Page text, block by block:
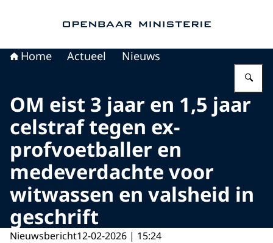
Home Actueel Nieuws
OM eist 3 jaar en 1,5 jaar
celstraf tegen ex-
profvoetballer en
medeverdachte voor
witwassen en valsheid in
geschrift
Nieuwsbericht12-02-2026 | 15:24